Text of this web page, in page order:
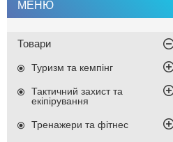
Товари
Туризм та кемпінг
Тактичний захист та
екіпірування
Тренажери та фітнес